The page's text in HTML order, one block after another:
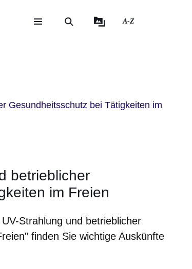
A-Z
Gesundheitsschutz bei Tätigkeiten im
betrieblicher
im Freien
Strahlung und betrieblicher
finden Sie wichtige Auskünfte